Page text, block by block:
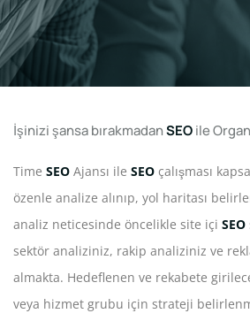
İşinizi şansa bırakmadanSEOile
Time SEO Ajansı ile SEO çalışması
özenle analize alınıp, yol haritası
analiz neticesinde öncelikle site içi SEO
sektör analiziniz, rakip analiziniz ve
almakta. Hedeflenen ve rekabete
veya hizmet grubu için strateji